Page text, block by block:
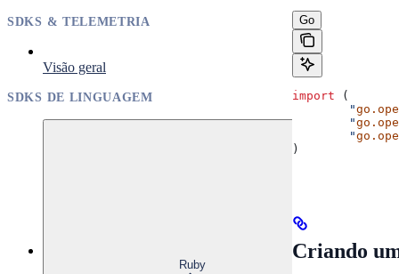
SDKS & TELEMETRIA
Visão geral
SDKS DE LINGUAGEM
Ruby
Go
import (
	"
	"
	"
)
Criando